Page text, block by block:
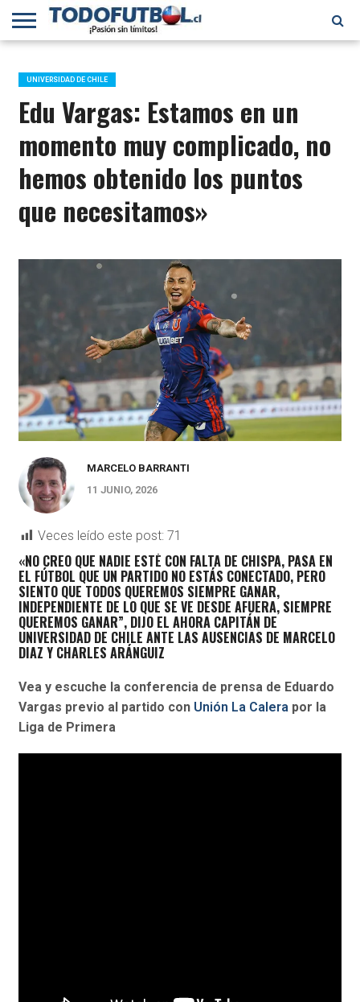
PRIMERA
B
SELECCIÓN
CHILENA
CHILENOS
EN EL
MUNDO
FÚTBOL
INTERNACIONAL
UNIVERSIDAD DE CHILE
Edu Vargas: Estamos en un
momento muy complicado, no
hemos obtenido los puntos
que necesitamos»
MARCELO BARRANTI
11 JUNIO, 2026
Veces leído este post: 71
«NO CREO QUE NADIE ESTÉ CON FALTA DE CHISPA, PASA EN
EL FÚTBOL QUE UN PARTIDO NO ESTÁS CONECTADO, PERO
SIENTO QUE TODOS QUEREMOS SIEMPRE GANAR,
INDEPENDIENTE DE LO QUE SE VE DESDE AFUERA, SIEMPRE
QUEREMOS GANAR”, DIJO EL AHORA CAPITÁN DE
UNIVERSIDAD DE CHILE ANTE LAS AUSENCIAS DE MARCELO
DIAZ Y CHARLES ARÁNGUIZ
Vea y escuche la conferencia de prensa de Eduardo
Vargas previo al partido con Unión La Calerapor la
Liga de Primera